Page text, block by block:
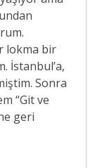
lokma bir
İstanbul’a,
Sonra
“Git ve
geri